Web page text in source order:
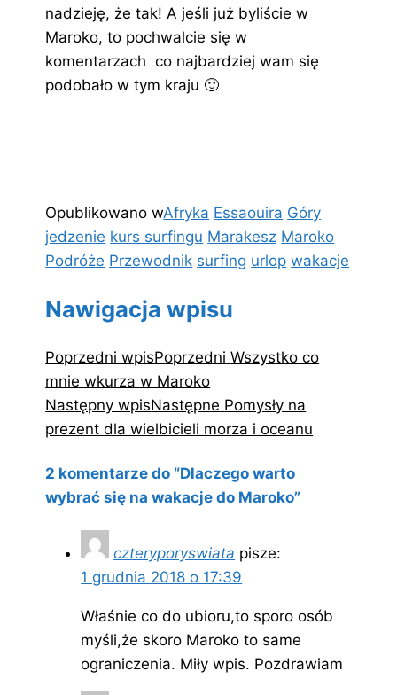
nadzieję, że tak! A jeśli już byliście w
Maroko, to pochwalcie się w
komentarzach co najbardziej wam się
podobało w tym kraju 🙂
Opublikowano wAfryka Essaouira Góry
jedzenie kurs surfingu Marakesz Maroko
Podróże Przewodnik surfing urlop wakacje
Nawigacja wpisu
Poprzedni wpisPoprzedni Wszystko co
mnie wkurza w Maroko
Następny wpisNastępne Pomysły na
prezent dla wielbicieli morza i oceanu
2 komentarze do “Dlaczego warto
wybrać się na wakacje do Maroko”
czteryporyswiata pisze:
1 grudnia 2018 o 17:39
Właśnie co do ubioru,to sporo osób
myśli,że skoro Maroko to same
ograniczenia. Miły wpis. Pozdrawiam